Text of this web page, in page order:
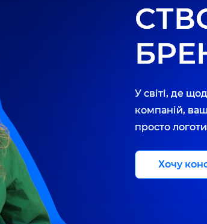
У світі, де
компаній,
просто
Хочу